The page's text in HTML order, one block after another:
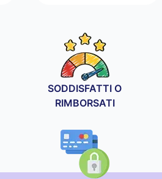
SODDISFATTI O
RIMBORSATI